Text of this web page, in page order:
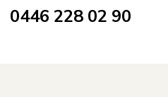
0446 228 02 90